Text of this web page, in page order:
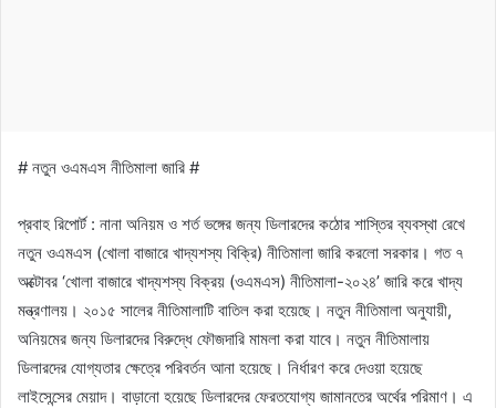
# নতুন ওএমএস নীতিমালা জারি #
প্রবাহ রিপোর্ট : নানা অনিয়ম ও শর্ত ভঙ্গের জন্য ডিলারদের কঠোর শাস্তির ব্যবস্থা রেখে
নতুন ওএমএস (খোলা বাজারে খাদ্যশস্য বিক্রি) নীতিমালা জারি করলো সরকার। গত ৭
অক্টোবর ‘খোলা বাজারে খাদ্যশস্য বিক্রয় (ওএমএস) নীতিমালা-২০২৪’ জারি করে খাদ্য
মন্ত্রণালয়। ২০১৫ সালের নীতিমালাটি বাতিল করা হয়েছে। নতুন নীতিমালা অনুযায়ী,
অনিয়মের জন্য ডিলারদের বিরুদ্ধে ফৌজদারি মামলা করা যাবে। নতুন নীতিমালায়
ডিলারদের যোগ্যতার ক্ষেত্রে পরিবর্তন আনা হয়েছে। নির্ধারণ করে দেওয়া হয়েছে
লাইসেন্সের মেয়াদ। বাড়ানো হয়েছে ডিলারদের ফেরতযোগ্য জামানতের অর্থের পরিমাণ। এ